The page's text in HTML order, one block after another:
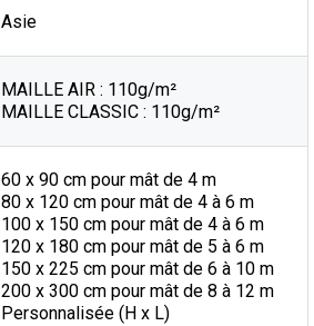
Asie
MAILLE AIR : 110g/m²
MAILLE CLASSIC : 110g/m²
60 x 90 cm pour mât de 4 m
80 x 120 cm pour mât de 4 à 6 m
100 x 150 cm pour mât de 4 à 6 m
120 x 180 cm pour mât de 5 à 6 m
150 x 225 cm pour mât de 6 à 10 m
200 x 300 cm pour mât de 8 à 12 m
Personnalisée (H x L)